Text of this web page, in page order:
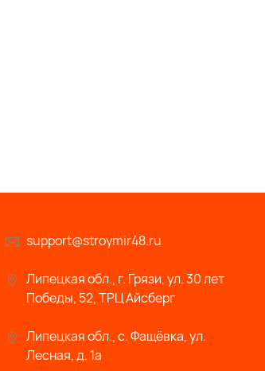
support@stroymir48.ru
Липецкая обл., г. Грязи, ул. 30 лет
Победы, 52, ТРЦ Айсберг
Липецкая обл., с. Фащёвка, ул.
Лесная, д. 1а